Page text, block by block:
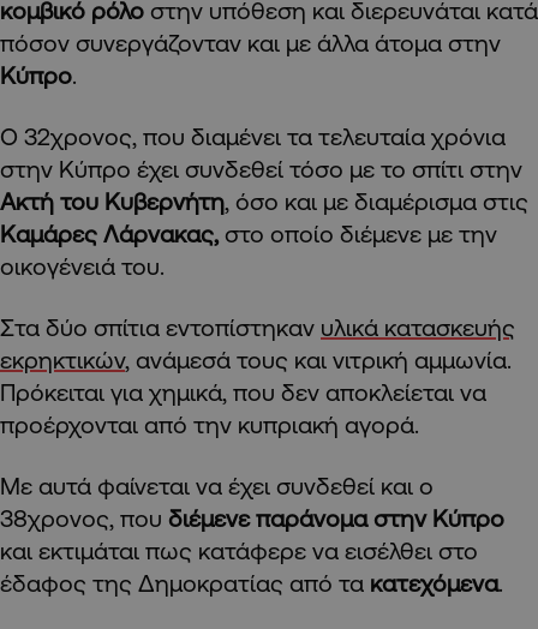
κομβικό ρόλο στην υπόθεση και διερευνάται κατά
πόσον συνεργάζονταν και με άλλα άτομα στην
Κύπρο.
Ο 32χρονος, που διαμένει τα τελευταία χρόνια
στην Κύπρο έχει συνδεθεί τόσο με το σπίτι στην
Ακτή του Κυβερνήτη, όσο και με διαμέρισμα στις
Καμάρες Λάρνακας, στο οποίο διέμενε με την
οικογένειά του.
Στα δύο σπίτια εντοπίστηκαν υλικά κατασκευής
εκρηκτικών, ανάμεσά τους και νιτρική αμμωνία.
Πρόκειται για χημικά, που δεν αποκλείεται να
προέρχονται από την κυπριακή αγορά.
Με αυτά φαίνεται να έχει συνδεθεί και ο
38χρονος, που διέμενε παράνομα στην Κύπρο
και εκτιμάται πως κατάφερε να εισέλθει στο
έδαφος της Δημοκρατίας από τα κατεχόμενα.